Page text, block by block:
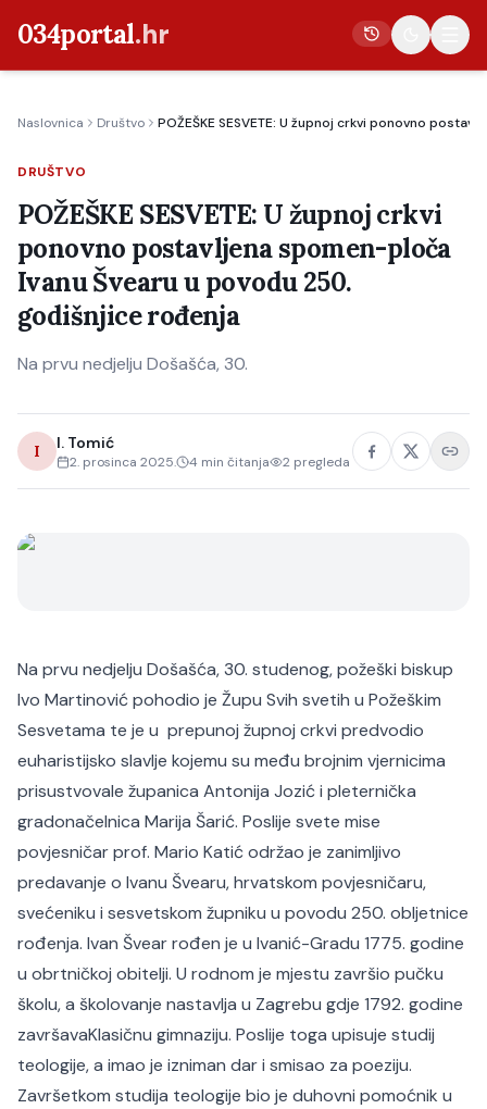
034portal.hr
Crna kronika
Poljoprivreda
Politika
Gospodarstvo
Život
Kultura
Sport
Naslovnica Društvo POŽEŠKE SESVETE: U župnoj crkvi ponovno
DRUŠTVO
POŽEŠKE SESVETE: U župnoj crkvi
ponovno postavljena spomen-ploča
Ivanu Švearu u povodu 250.
godišnjice rođenja
Na prvu nedjelju Došašća, 30.
I I. Tomić
2. prosinca 2025. 4 min čitanja 2 pregleda
Na prvu nedjelju Došašća, 30. studenog, požeški biskup
Ivo Martinović pohodio je Župu Svih svetih u Požeškim
Sesvetama te je u prepunoj župnoj crkvi predvodio
euharistijsko slavlje kojemu su među brojnim vjernicima
prisustvovale županica Antonija Jozić i pleternička
gradonačelnica Marija Šarić. Poslije svete mise
povjesničar prof. Mario Katić održao je zanimljivo
predavanje o Ivanu Švearu, hrvatskom povjesničaru,
svećeniku i sesvetskom župniku u povodu 250. obljetnice
rođenja. Ivan Švear rođen je u Ivanić-Gradu 1775. godine
u obrtničkoj obitelji. U rodnom je mjestu završio pučku
školu, a školovanje nastavlja u Zagrebu gdje 1792. godine
završavaKlasičnu gimnaziju. Poslije toga upisuje studij
teologije, a imao je izniman dar i smisao za poeziju.
Završetkom studija teologije bio je duhovni pomoćnik u